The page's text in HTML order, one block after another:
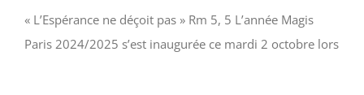
Rechercher
« L’Espérance ne déçoit pas » Rm 5, 5 L’année Magis
Paris 2024/2025 s’est inaugurée ce mardi 2 octobre lors